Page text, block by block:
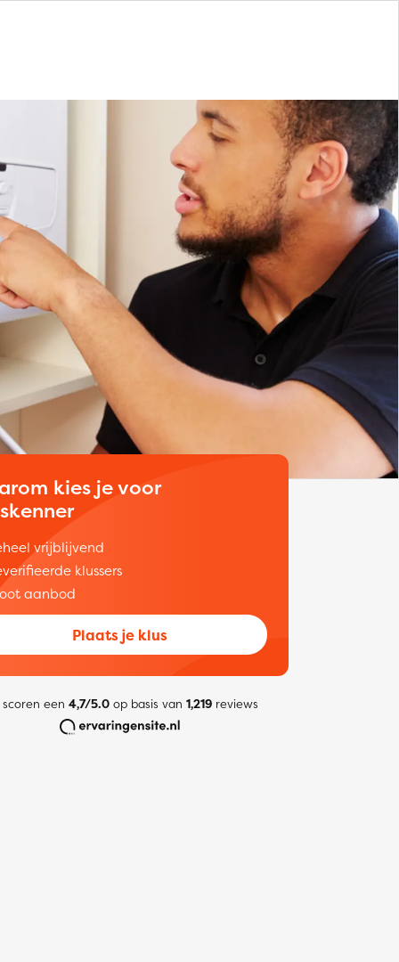
kies je voor
vrijblijvend
klussers
aanbod
Plaats je klus
een 4,7/5.0op basis van 1,219reviews